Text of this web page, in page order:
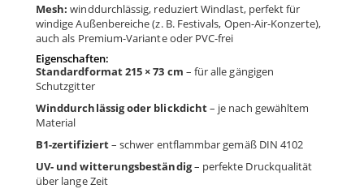
Mesh: winddurchlässig, reduziert Windlast, perfekt für
windige Außenbereiche (z. B. Festivals, Open-Air-Konzerte),
auch als Premium-Variante oder PVC-frei
Eigenschaften:
Standardformat 215 × 73 cm – für alle gängigen
Schutzgitter
Winddurchlässig oder blickdicht– je nach gewähltem
Material
B1-zertifiziert– schwer entflammbar gemäß DIN 4102
UV- und witterungsbeständig– perfekte Druckqualität
über lange Zeit